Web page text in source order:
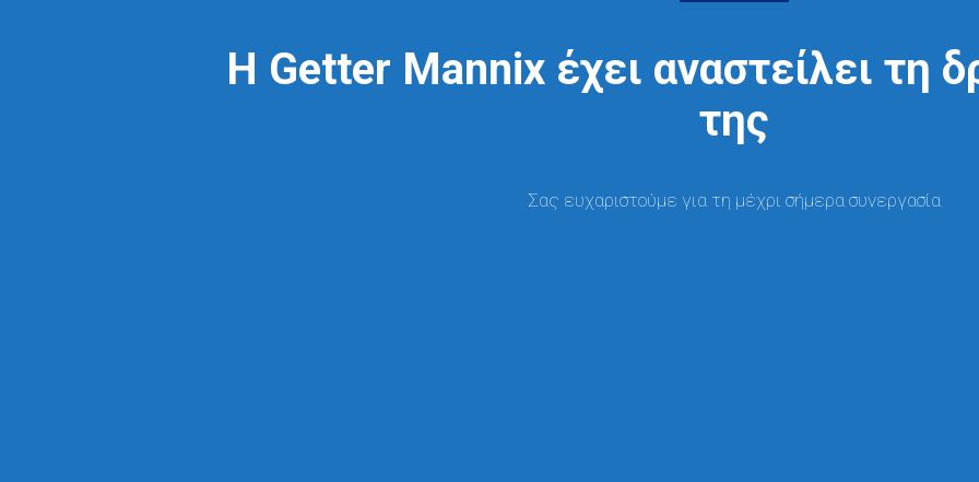
Η Getter Mannix έχει αναστείλει τη
της
Σας ευχαριστούμε για τη μέχρι σήμερα συνεργασία